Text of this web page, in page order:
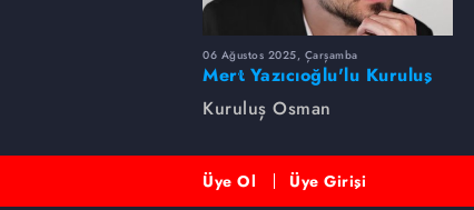
06 Ağustos 2025, Çarşamba
Mert Yazıcıoğlu'lu Kuruluş
dizisinin oyuncu kadrosunda
kimler var?
Kuruluş Osman
Üye Ol Üye Girişi